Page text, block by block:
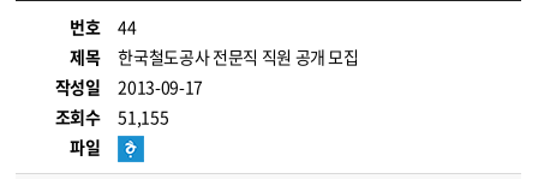
번호
44
제목
한국철도공사 전문직 직원 공개 모집
작성일
2013-09-17
조회수
51,155
파일